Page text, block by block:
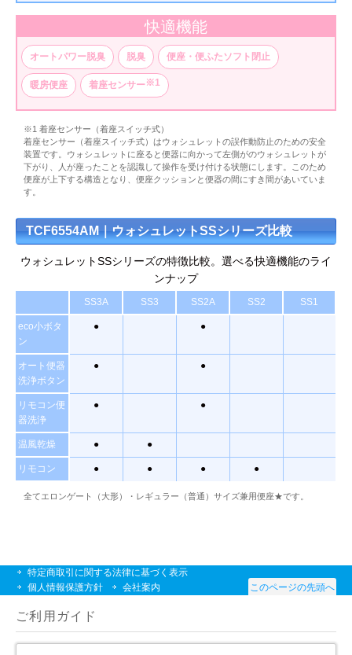
快適機能
オートパワー脱臭 脱臭 便座・便ふたソフト閉止
暖房便座 着座センサー※1
※1 着座センサー（着座スイッチ式）
着座センサー（着座スイッチ式）はウォシュレットの誤作動防止のための安全
装置です。ウォシュレットに座ると便器に向かって左側がのウォシュレットが
下がり、人が座ったことを認識して操作を受け付ける状態にします。このため
便座が上下する構造となり、便座クッションと便器の間にすき間があいていま
す。
TCF6554AM｜ウォシュレットSSシリーズ比較
ウォシュレットSSシリーズの特徴比較。選べる快適機能のライ
ンナップ
SS3A SS3 SS2A SS2 SS1
eco小ボタ
ン
● ●
オート便器
洗浄ボタン
● ●
リモコン便
器洗浄
● ●
温風乾燥 ● ●
リモコン ● ● ● ●
全てエロンゲート（大形）・レギュラー（普通）サイズ兼用便座★です。
特定商取引に関する法律に基づく表示
個人情報保護方針
会社案内 このページの先頭へ
ご利用ガイド